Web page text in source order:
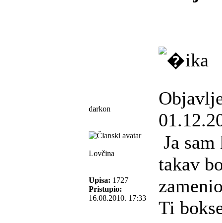
darkon
Lovčina
Upisa: 1727
Pristupio:
16.08.2010. 17:33
Ja
takav
Ti